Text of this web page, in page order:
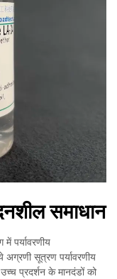
समाधान
पर्यावरणीय
सूत्रण पर्यावरणीय
प्रदर्शन के मानदंडों को